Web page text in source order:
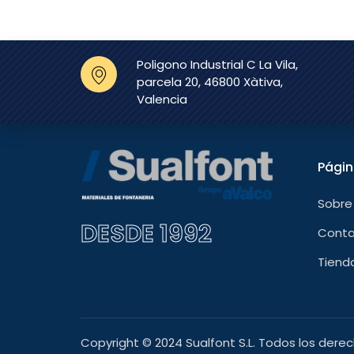
Poligono Industrial C La Vila,
parcela 20, 46800 Xàtiva,
Valencia
DESDE 1992
Copyright © 2024 Sualfont S.L. Todos los